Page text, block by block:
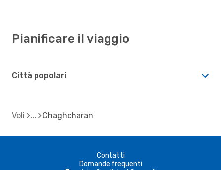
Pianificare il viaggio
Città popolari
Voli Chaghcharan
Contatti
Domande frequenti